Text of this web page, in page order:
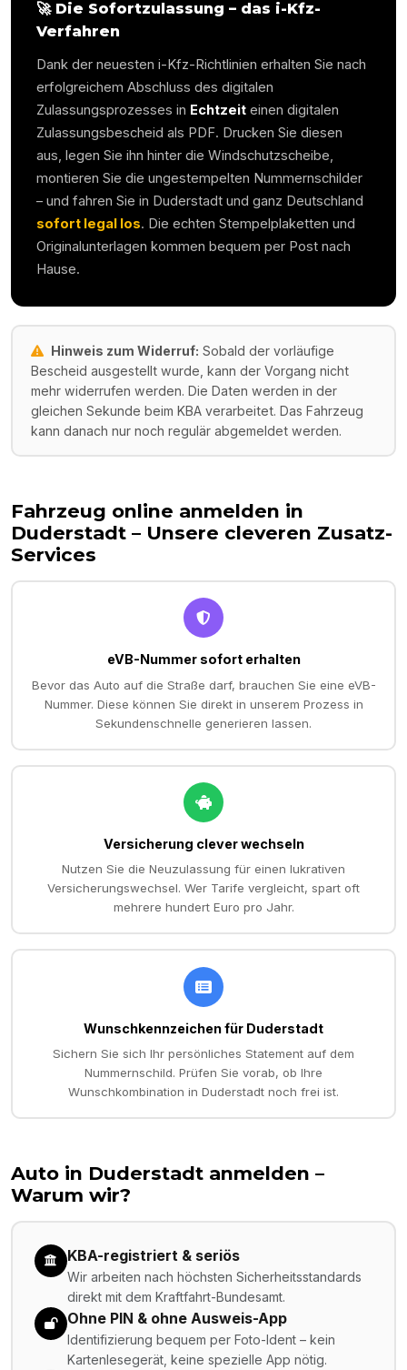
🚀 Die Sofortzulassung – das i-Kfz-
Verfahren
Dank der neuesten i-Kfz-Richtlinien erhalten Sie nach
erfolgreichem Abschluss des digitalen
Zulassungsprozesses in Echtzeit einen digitalen
Zulassungsbescheid als PDF. Drucken Sie diesen
aus, legen Sie ihn hinter die Windschutzscheibe,
montieren Sie die ungestempelten Nummernschilder
– und fahren Sie in Duderstadt und ganz Deutschland
sofort legal los. Die echten Stempelplaketten und
Originalunterlagen kommen bequem per Post nach
Hause.
Hinweis zum Widerruf: Sobald der vorläufige
Bescheid ausgestellt wurde, kann der Vorgang nicht
mehr widerrufen werden. Die Daten werden in der
gleichen Sekunde beim KBA verarbeitet. Das Fahrzeug
kann danach nur noch regulär abgemeldet werden.
Fahrzeug online anmelden in
Duderstadt – Unsere cleveren Zusatz-
Services
eVB-Nummer sofort erhalten
Bevor das Auto auf die Straße darf, brauchen Sie eine eVB-
Nummer. Diese können Sie direkt in unserem Prozess in
Sekundenschnelle generieren lassen.
Versicherung clever wechseln
Nutzen Sie die Neuzulassung für einen lukrativen
Versicherungswechsel. Wer Tarife vergleicht, spart oft
mehrere hundert Euro pro Jahr.
Wunschkennzeichen für Duderstadt
Sichern Sie sich Ihr persönliches Statement auf dem
Nummernschild. Prüfen Sie vorab, ob Ihre
Wunschkombination in Duderstadt noch frei ist.
Auto in Duderstadt anmelden –
Warum wir?
KBA-registriert & seriös
Wir arbeiten nach höchsten Sicherheitsstandards
direkt mit dem Kraftfahrt-Bundesamt.
Ohne PIN & ohne Ausweis-App
Identifizierung bequem per Foto-Ident – kein
Kartenlesegerät, keine spezielle App nötig.